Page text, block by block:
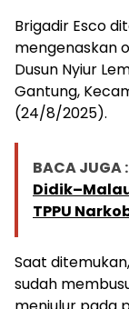
Brigadir Esco
mengenaskan
Dusun Nyiur
Gantung,
(24/8/2025).
BACA JUGA :
TPPU
Saat
sudah